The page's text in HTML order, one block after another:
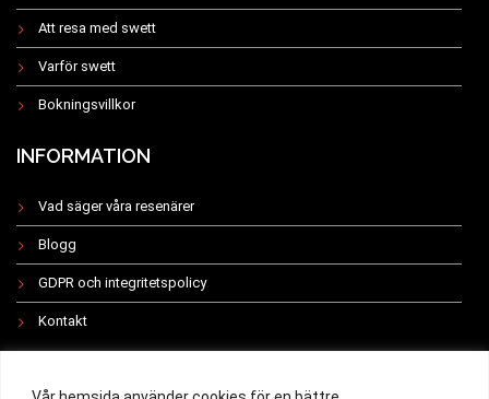
Att resa med swett
Varför swett
Bokningsvillkor
INFORMATION
Vad säger våra resenärer
Blogg
GDPR och integritetspolicy
Kontakt